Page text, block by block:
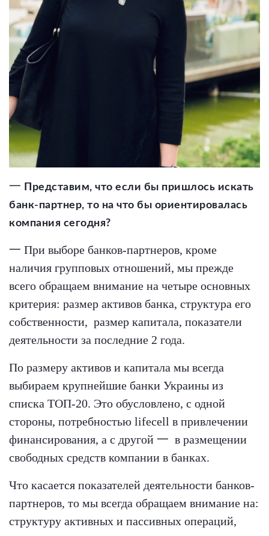
一
Представим, что если бы пришлось искать
банк-партнер, то на что бы ориентировалась
компания сегодня?
一 При выборе банков-партнеров, кроме
наличия групповых отношений, мы прежде
всего обращаем внимание на четыре основных
критерия: размер активов банка, структура его
собственности, размер капитала, показатели
деятельности за последние 2 года.
По размеру активов и капитала мы всегда
выбираем крупнейшие банки Украины из
списка TOП-20. Это обусловлено, с одной
стороны, потребностью lifecell в привлечении
финансирования, а с другой 一 в размещении
свободных средств компании в банках.
Что касается показателей деятельности банков-
партнеров, то мы всегда обращаем внимание на:
структуру активных и пассивных операций,